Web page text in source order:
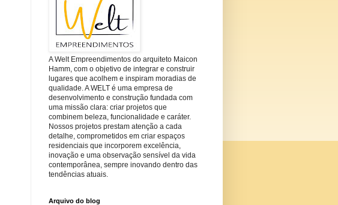
A Welt Empreendimentos do arquiteto Maicon
Hamm, com o objetivo de integrar e construir
lugares que acolhem e inspiram moradias de
qualidade. A WELT é uma empresa de
desenvolvimento e construção fundada com
uma missão clara: criar projetos que
combinem beleza, funcionalidade e caráter.
Nossos projetos prestam atenção a cada
detalhe, comprometidos em criar espaços
residenciais que incorporem excelência,
inovação e uma observação sensível da vida
contemporânea, sempre inovando dentro das
tendências atuais.
Arquivo do blog